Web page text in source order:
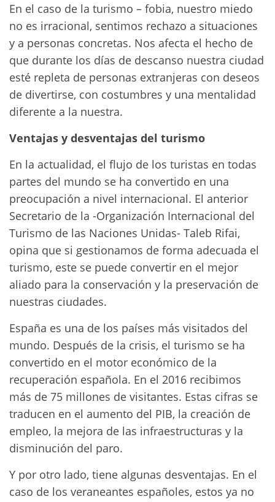
En el caso de la turismo – fobia, nuestro miedo
no es irracional, sentimos rechazo a situaciones
y a personas concretas. Nos afecta el hecho de
que durante los días de descanso nuestra ciudad
esté repleta de personas extranjeras con deseos
de divertirse, con costumbres y una mentalidad
diferente a la nuestra.
Ventajas y desventajas del turismo
En la actualidad, el flujo de los turistas en todas
partes del mundo se ha convertido en una
preocupación a nivel internacional. El anterior
Secretario de la -Organización Internacional del
Turismo de las Naciones Unidas- Taleb Rifai,
opina que si gestionamos de forma adecuada el
turismo, este se puede convertir en el mejor
aliado para la conservación y la preservación de
nuestras ciudades.
España es una de los países más visitados del
mundo. Después de la crisis, el turismo se ha
convertido en el motor económico de la
recuperación española. En el 2016 recibimos
más de 75 millones de visitantes. Estas cifras se
traducen en el aumento del PIB, la creación de
empleo, la mejora de las infraestructuras y la
disminución del paro.
Y por otro lado, tiene algunas desventajas. En el
caso de los veraneantes españoles, estos ya no